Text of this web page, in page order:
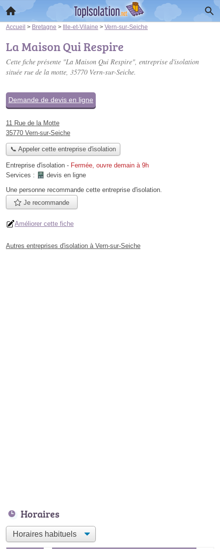
Accueil > Bretagne > Ille-et-Vilaine > Vern-sur-Seiche
La Maison Qui Respire
Cette fiche présente "La Maison Qui Respire", entreprise d'isolation
située rue de la motte, 35770 Vern-sur-Seiche.
Demande de devis en ligne
11 Rue de la Motte
35770 Vern-sur-Seiche
📞 Appeler cette entreprise d'isolation
Entreprise d'isolation - Fermée, ouvre demain à 9h
Services :
devis en ligne
Une personne recommande cette entreprise d'isolation.
Je recommande
Améliorer cette fiche
Autres entreprises d'isolation à Vern-sur-Seiche
Horaires